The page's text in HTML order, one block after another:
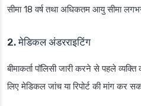
सीमा 18 वर्ष तथा अधिकतम आयु सीमा लगभग
2. मेडिकल अंडरराइटिंग
बीमाकर्ता पॉलिसी जारी करने से पहले
लिए मेडिकल जांच या रिपोर्ट की मांग कर